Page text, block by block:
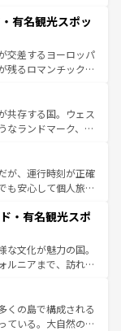
るスペインはその個
な宮殿、歴史的な大
が、訪れる者を心
の国としても知ら
遺産にも登録されて
み方が可能だ。さ
ており、どの街角に
リ以外の個性あふ
有名観光スポッ
交差するヨーロッパ
残るロマンチック街
ることがない。ベ
アルプスの絶景、そ
風景は必見。ビール
、新着の
てほしい。
共存する国。ウェス
なランドマーク、歴
雅なアフタヌーン
国パブ、サッカー観
豊富。イギリスを旅
が、運行時刻が正確
も安心して個人旅行
らではのユニークな
町歩きも満喫する
価も高いが、旅行
り、うまく活用すれ
・有名観光スポ
文化が魅力の国。
ルニアまで、訪れる
グ、エンターテイ
だ。一方、アメリカ
ャニオンやイエロー
くの島で構成される
ている。大自然の神